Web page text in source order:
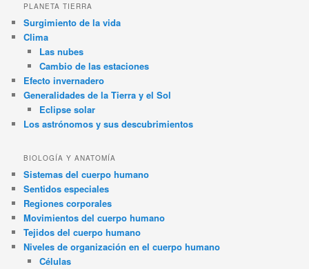
PLANETA TIERRA
Surgimiento de la vida
Clima
Las nubes
Cambio de las estaciones
Efecto invernadero
Generalidades de la Tierra y el Sol
Eclipse solar
Los astrónomos y sus descubrimientos
BIOLOGÍA Y ANATOMÍA
Sistemas del cuerpo humano
Sentidos especiales
Regiones corporales
Movimientos del cuerpo humano
Tejidos del cuerpo humano
Niveles de organización en el cuerpo humano
Células